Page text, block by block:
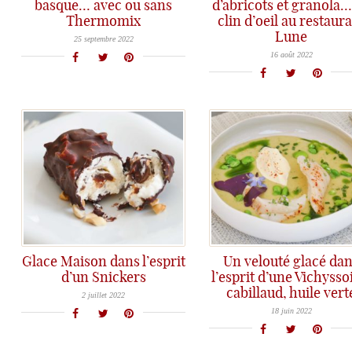
basque… avec ou sans
Thermomix
Le gâteau basque n'a rien de vraiment compliqué dans sa réalisation, alors faites vous plaisir, et faites des heureux en suivant la recette pas à pas!
25 septembre 2022
d’abricots et
clin d’oeil au
Lune
Régalez-vous avec un dessert tout simple mais plein de gourmandise: fontainebleau, abricots au romarin et granola!
16 août 2022
Glace Maison dans l’esprit
d’un Snickers
Une recette de crème glacée onctueuse façon Snickers avec cacahuètes et caramel au beurre salé, ça vous dit?
2 juillet 2022
Un velouté glacé
l’esprit d’une
cabillaud, huile
Une recette compatible avec les fortes chaleurs: c'est de saison et pas
18 juin 2022